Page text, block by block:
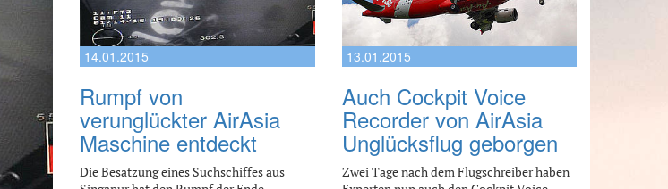
14.01.2015
Rumpf von
verunglückter AirAsia
Maschine entdeckt
Die Besatzung eines Suchschiffes aus
13.01.2015
Auch Cockpit Voice
Recorder von AirAsia
Unglücksflug geborgen
Zwei Tage nach dem Flugschreiber haben